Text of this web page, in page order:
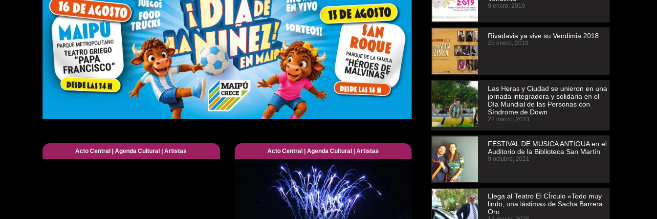
Acto Central |Agenda Cultural |Artistas Acto Central| Agenda Cultural| Artistas
9 enero, 2019
Rivadavia ya vive su Vendimia 2018
25 enero, 2018
Las Heras y Ciudad se unieron en una
jornada integradora y solidaria en el
Día Mundial de las Personas con
Síndrome de Down
22 marzo, 2023
FESTIVAL DE MUSICA ANTIGUA en el
Auditorio de la Biblioteca San Martín
9 octubre, 2021
Llega al Teatro El CÍrculo «Todo muy
lindo, una lástima» de Sacha Barrera
Oro